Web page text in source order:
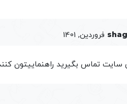
سایت تماس بگیرید راهنماییتون